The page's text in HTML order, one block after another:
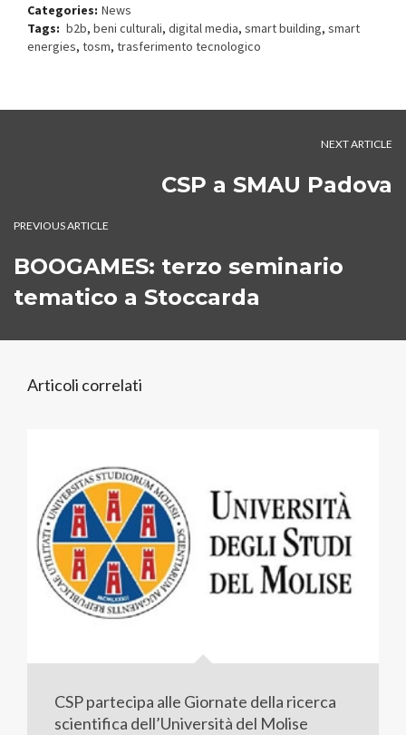
Categories: News
Tags: b2b, beni culturali, digital media, smart building, smart
energies, tosm, trasferimento tecnologico
NEXT ARTICLE
CSP a SMAU Padova
PREVIOUS ARTICLE
BOOGAMES: terzo seminario
tematico a Stoccarda
Articoli correlati
CSP partecipa alle Giornate della ricerca
scientifica dell’Università del Molise